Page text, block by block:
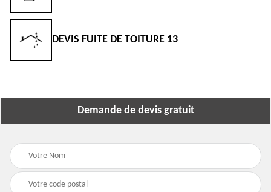
DEVIS FUITE DE TOITURE 13
Demande de devis gratuit